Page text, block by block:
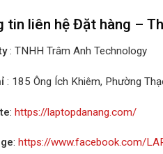
tin liên hệ Đặt hàng –
: TNHH Trâm Anh Technology
: 185 Ông Ích Khiêm, Phường
: https://laptopdanang.com/
: https://www.facebook.com/